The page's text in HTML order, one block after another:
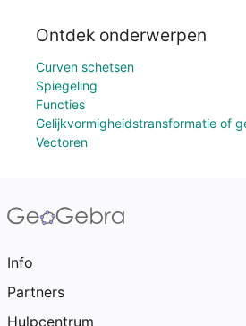
Ontdek onderwerpen
Curven schetsen
Spiegeling
Functies
Gelijkvormigheidstransformatie of
Vectoren
Info
Partners
Hulpcentrum